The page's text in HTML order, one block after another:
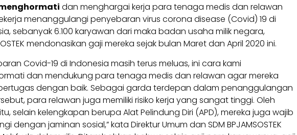
dan menghargai kerja para tenaga medis dan relawan
menanggulangi penyebaran virus corona disease (Covid) 19 di
sebanyak 6.100 karyawan dari maka badan usaha milik negara,
mendonasikan gaji mereka sejak bulan Maret dan April 2020 ini.
Covid-19 di Indonesia masih terus meluas, ini cara kami
dan mendukung para tenaga medis dan relawan agar mereka
dengan baik. Sebagai garda terdepan dalam penanggulangan
para relawan juga memiliki risiko kerja yang sangat tinggi. Oleh
selain kelengkapan berupa Alat Pelindung Diri (APD), mereka juga wajib
dengan jaminan sosial,” kata Direktur Umum dan SDM BPJAMSOSTEK